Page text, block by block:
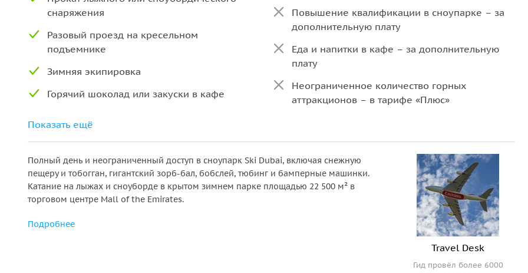
снаряжения
Разовый проезд на кресельном
подъемнике
Зимняя экипировка
Горячий шоколад или закуски в кафе
Повышение квалификации в сноупарке – за
дополнительную плату
Еда и напитки в кафе – за дополнительную
плату
Неограниченное количество горных
аттракционов – в тарифе «Плюс»
40-минутная встреча с пингвинами
60-минутный ознакомительный урок
Показать ещё
Полный день и неограниченный доступ в сноупарк Ski Dubai, включая снежную
пещеру и тобогган, гигантский зорб-бал, бобслей, тюбинг и бамперные машинки.
Катание на лыжах и сноуборде в крытом зимнем парке площадью 22 500 м² в
торговом центре Mall of the Emirates.
Подробнее
Travel Desk
Гид провёл более 6000